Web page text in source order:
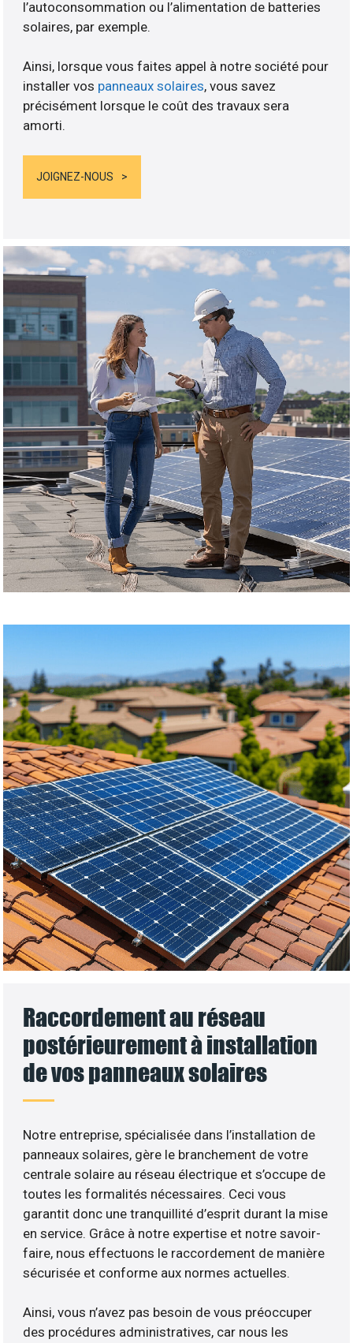
l’autoconsommation ou l’alimentation de batteries
solaires, par exemple.
Ainsi, lorsque vous faites appel à notre société pour
installer vos panneaux solaires, vous savez
précisément lorsque le coût des travaux sera
amorti.
JOIGNEZ-NOUS
Raccordement au réseau
postérieurement à installation
de vos panneaux solaires
Notre entreprise, spécialisée dans l’installation de
panneaux solaires, gère le branchement de votre
centrale solaire au réseau électrique et s’occupe de
toutes les formalités nécessaires. Ceci vous
garantit donc une tranquillité d’esprit durant la mise
en service. Grâce à notre expertise et notre savoir-
faire, nous effectuons le raccordement de manière
sécurisée et conforme aux normes actuelles.
Ainsi, vous n’avez pas besoin de vous préoccuper
des procédures administratives, car nous les